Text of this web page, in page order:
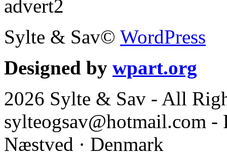
Sylte & Sav© WordPress
Designed by wpart.org
2026 Sylte & Sav - All
sylteogsav@hotmail.com
Næstved · Denmark